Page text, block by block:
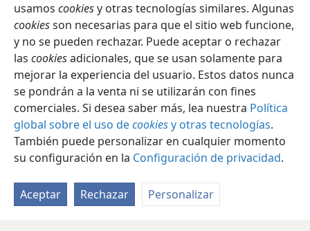
usamos cookiesy otras tecnologías similares. Algunas
cookiesson necesarias para que el sitio web funcione,
y no se pueden rechazar. Puede aceptar o rechazar
las cookiesadicionales, que se usan solamente para
mejorar la experiencia del usuario. Estos datos nunca
se pondrán a la venta ni se utilizarán con fines
comerciales. Si desea saber más, lea nuestra Política
global sobre el uso decookiesy otras tecnologías.
También puede personalizar en cualquier momento
su configuración en la Configuración de privacidad.
Aceptar Rechazar Personalizar
Español Configuración
Copyright© 2026 Watch Tower Bible and Tract Society of Pennsylvania
Condiciones de uso
Política de privacidad
Configuración de privacidad
Iniciar sesión